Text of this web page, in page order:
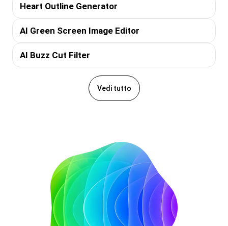
Heart Outline Generator
AI Green Screen Image Editor
AI Buzz Cut Filter
Vedi tutto